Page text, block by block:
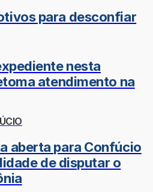
para desconfiar
nesta
atendimento na
aberta para Confúcio
de disputar o